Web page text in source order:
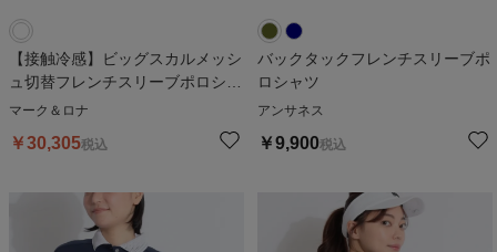
【接触冷感】ビッグスカルメッシ
ュ切替フレンチスリーブポロシャ
ツ
マーク＆ロナ
￥30,305税込
バックタックフレンチスリーブポ
ロシャツ
アンサネス
￥9,900税込